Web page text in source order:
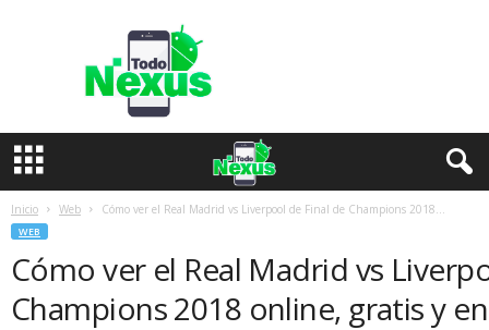
e
Inicio Web Cómo ver el Real Madrid vs Liverpool de Final de Champions 2018...
WEB
Cómo ver el Real Madrid vs
Champions 2018 online, gratis y